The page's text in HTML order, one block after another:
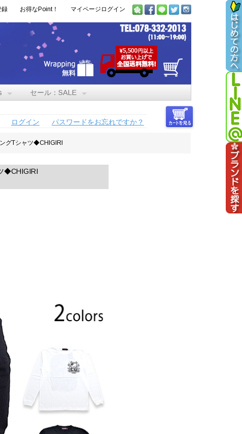
録 お得なPoint！ マイページログイン
セール：SALE
ログイン パスワードをお忘れですか？
グTシャツ◆CHIGIRI
◆CHIGIRI